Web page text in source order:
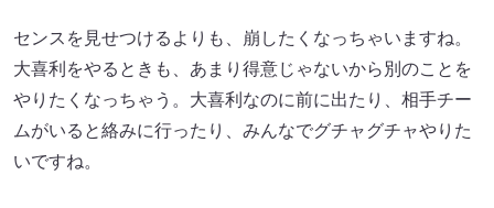
センスを見せつけるよりも、崩したくなっちゃいますね。
大喜利をやるときも、あまり得意じゃないから別のことを
やりたくなっちゃう。大喜利なのに前に出たり、相手チー
ムがいると絡みに行ったり、みんなでグチャグチャやりた
いですね。